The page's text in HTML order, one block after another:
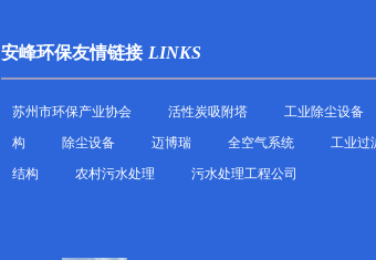
安峰环保友情链接 LINKS
苏州市环保产业协会 活性炭吸附塔 工业除尘设备
构
除尘设备 迈博瑞 全空气系统 工业过
结构
农村污水处理 污水处理工程公司